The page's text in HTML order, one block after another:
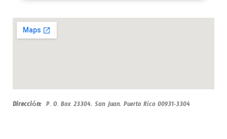
Dirección: P. O. Box 23304, San Juan, Puerto Rico 00931-3304